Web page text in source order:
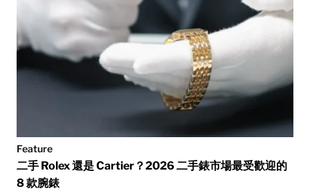
Feature
二手 Rolex 還是 Cartier？2026 二手錶市場最受歡迎的
8 款腕錶